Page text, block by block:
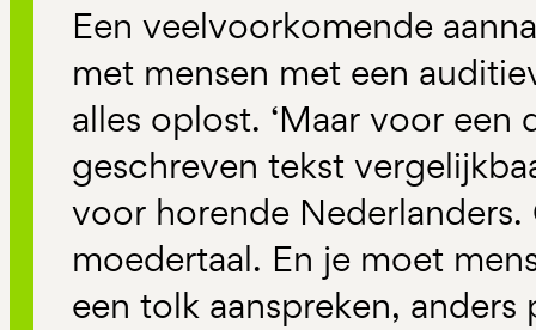
Een veelvoorkomende
met mensen met een
alles oplost. ‘Maar voor een
geschreven tekst
voor horende Nederlanders.
moedertaal. En je moet
een tolk aanspreken, anders